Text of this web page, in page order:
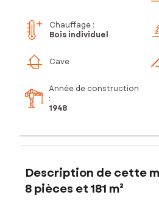
Chauffage :
Bois individuel
Cave
Année de construction
:
1948
Description de cette
8 pièces et 181 m²